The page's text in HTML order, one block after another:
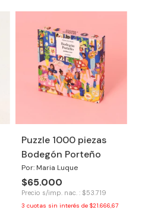
Puzzle 1000 piezas
Bodegón Porteño
Por: Maria Luque
$65.000
Precio s/imp. nac. : $53.719
3 cuotas sin interés de $21.666,67